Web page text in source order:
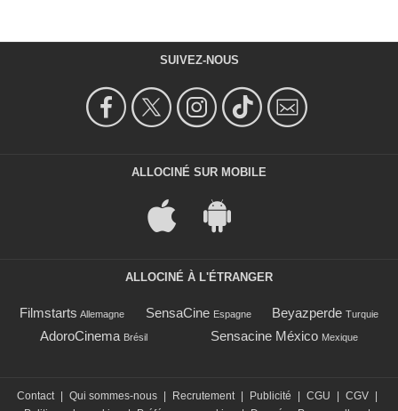
SUIVEZ-NOUS
ALLOCINÉ SUR MOBILE
ALLOCINÉ À L'ÉTRANGER
Filmstarts Allemagne SensaCine Espagne Beyazperde Turquie
AdoroCinema Brésil Sensacine México Mexique
Contact Qui sommes-nous Recrutement Publicité CGU CGV